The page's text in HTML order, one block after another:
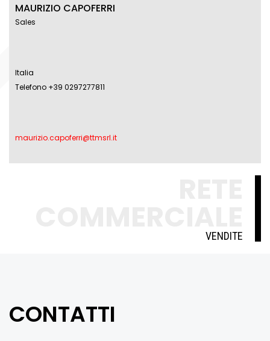
MAURIZIO CAPOFERRI
Sales
Italia
Telefono +39 0297277811
maurizio.capoferri@ttmsrl.it
VENDITE
CONTATTI